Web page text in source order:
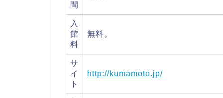
間
入
館
料
無料。
サ
イ
ト
http://kumamoto.jp/